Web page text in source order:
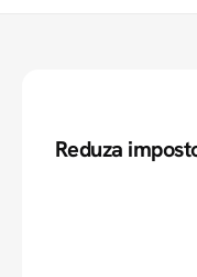
Reduza